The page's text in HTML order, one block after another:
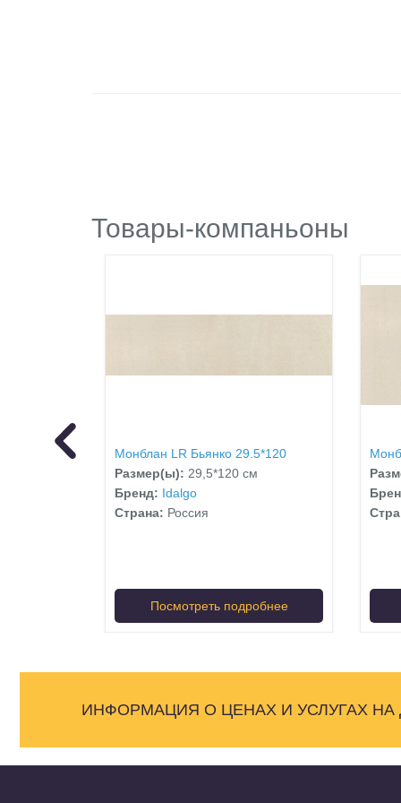
Товары-компаньоны
Монблан LR Бьянко 29.5*120
Размер(ы): 29,5*120 см
Бренд: Idalgo
Страна: Россия
Посмотреть подробнее
ИНФОРМАЦИЯ О ЦЕНАХ И УСЛУГАХ